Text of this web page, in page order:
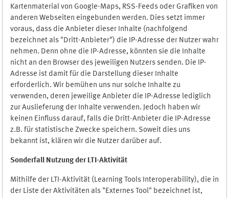
Kartenmaterial von Google-Maps, RSS-Feeds oder Grafiken von
anderen Webseiten eingebunden werden. Dies setzt immer
voraus, dass die Anbieter dieser Inhalte (nachfolgend
bezeichnet als "Dritt-Anbieter") die IP-Adresse der Nutzer wahr
nehmen. Denn ohne die IP-Adresse, könnten sie die Inhalte
nicht an den Browser des jeweiligen Nutzers senden. Die IP-
Adresse ist damit für die Darstellung dieser Inhalte
erforderlich. Wir bemühen uns nur solche Inhalte zu
verwenden, deren jeweilige Anbieter die IP-Adresse lediglich
zur Auslieferung der Inhalte verwenden. Jedoch haben wir
keinen Einfluss darauf, falls die Dritt-Anbieter die IP-Adresse
z.B. für statistische Zwecke speichern. Soweit dies uns
bekannt ist, klären wir die Nutzer darüber auf.
Sonderfall Nutzung der LTI-Aktivität
Mithilfe der LTI-Aktivität (Learning Tools Interoperability), die in
der Liste der Aktivitäten als "Externes Tool" bezeichnet ist,